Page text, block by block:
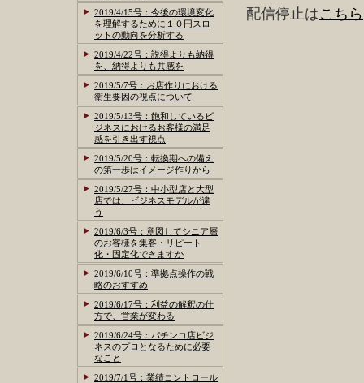
配信停止はこちら
2019/4/15号：今後の環境変化
を理解するために１０円スロ
ットの動向を分析する
2019/4/22号：説得よりも納得
を、納得よりも共感を
2019/5/7号：お店作りにおける
衛生要因の視点について
2019/5/13号：飽和しているビ
ジネスにおけるお客様の満足
感を引き出す視点
2019/5/20号：転換期への備え
の第一歩はイメージ作りから
2019/5/27号：中小型店と大型
店では、ビジネスモデルが違
う
2019/6/3号：意図してシニア層
のお客様を集客・リピート
化・固定化できますか
2019/6/10号：準拠点操作の戦
略のおすすめ
2019/6/17号：利益の解釈の仕
方で、営業が変わる
2019/6/24号：パチンコ店ビジ
ネスのプロとなるために必要
なこと
2019/7/1号：業績コントロール